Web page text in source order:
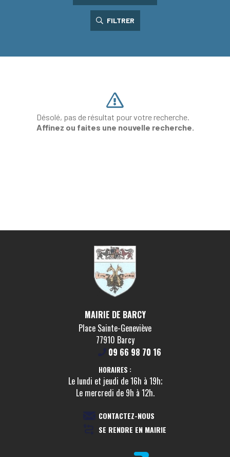
FILTRER
Désolé, pas de résultat pour votre recherche.
Affinez ou faites une nouvelle recherche.
MAIRIE DE BARCY
Place Sainte-Geneviève
77910 Barcy
09 66 98 70 16
HORAIRES :
Le lundi et jeudi de 16h à 19h;
Le mercredi de 9h à 12h.
CONTACTEZ-NOUS
SE RENDRE EN MAIRIE